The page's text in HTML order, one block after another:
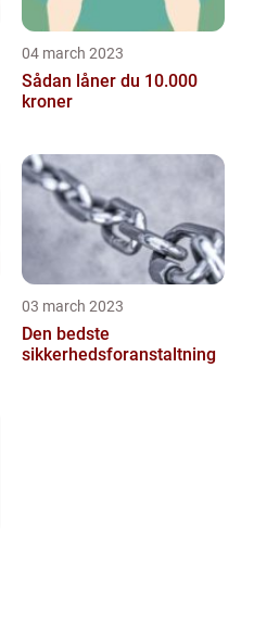
04 march 2023
Sådan låner du 10.000
kroner
03 march 2023
Den bedste
sikkerhedsforanstaltning